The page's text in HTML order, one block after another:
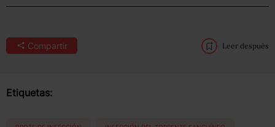
Compartir Leer después
Etiquetas: